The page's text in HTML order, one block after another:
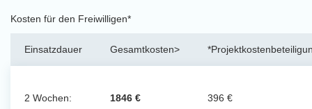
Kosten für den Freiwilligen*
Einsatzdauer Gesamtkosten>
2 Wochen: 1846 €
396 €